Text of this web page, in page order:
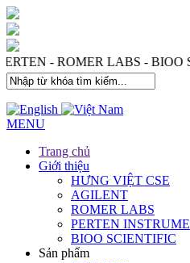
- ROMER LABS -
MENU
Trang chủ
Giới thiệu
HƯNG VIỆT CSE
AGILENT
ROMER LABS
PERTEN
BIOO SCIENTIFIC
Sản phẩm